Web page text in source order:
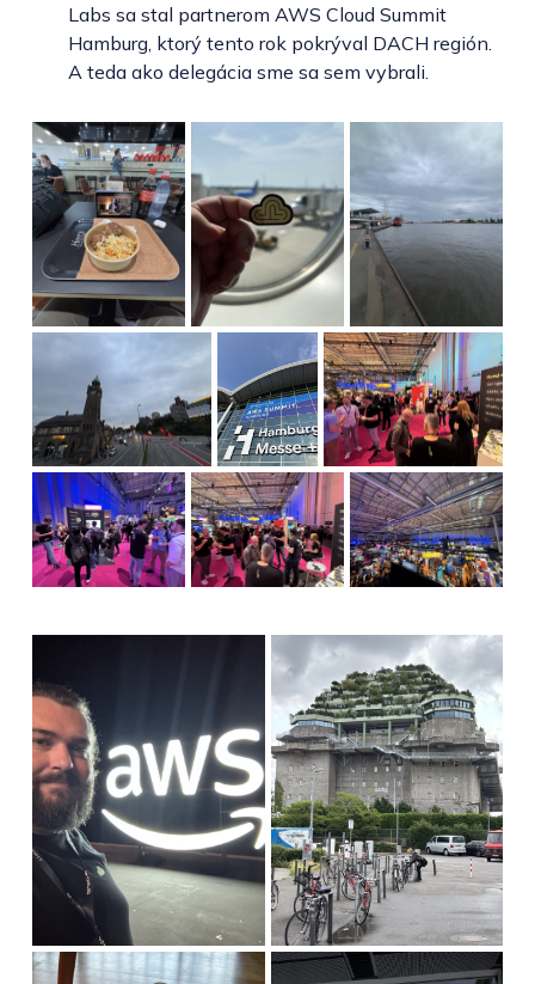
Labs sa stal partnerom AWS Cloud Summit
Hamburg, ktorý tento rok pokrýval DACH región.
A teda ako delegácia sme sa sem vybrali.